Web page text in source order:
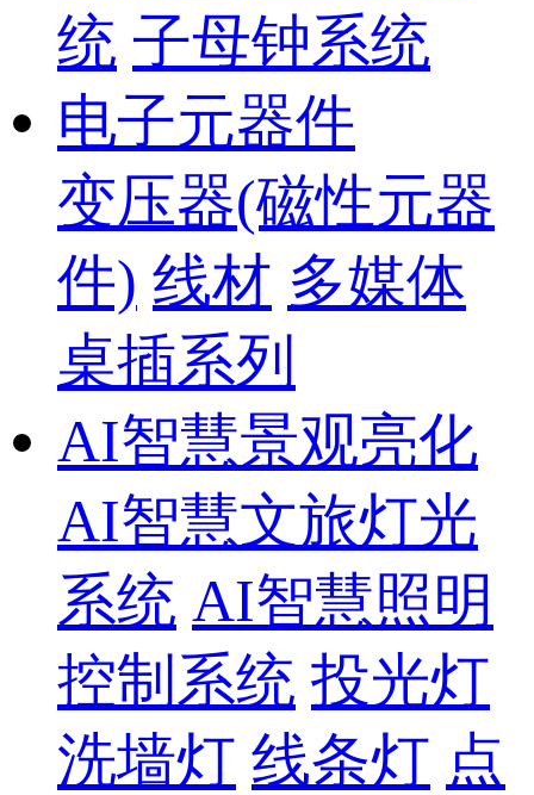
统 子母钟系统
电子元器件
变压器(磁性元器
件) 线材 多媒体
桌插系列
AI智慧景观亮化
AI智慧文旅灯光
系统 AI智慧照明
控制系统 投光灯
洗墙灯 线条灯 点